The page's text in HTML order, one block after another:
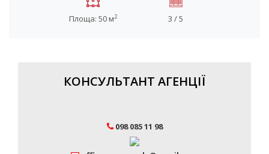
Площа: 50 м2 3 / 5
КОНСУЛЬТАНТ АГЕНЦІЇ
098 085 11 98